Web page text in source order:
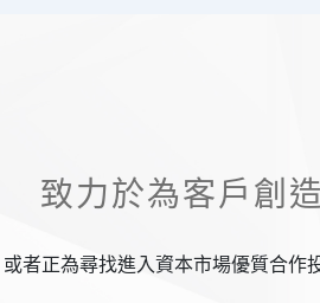
致力於為客戶創
者正為尋找進入資本市場優質合作